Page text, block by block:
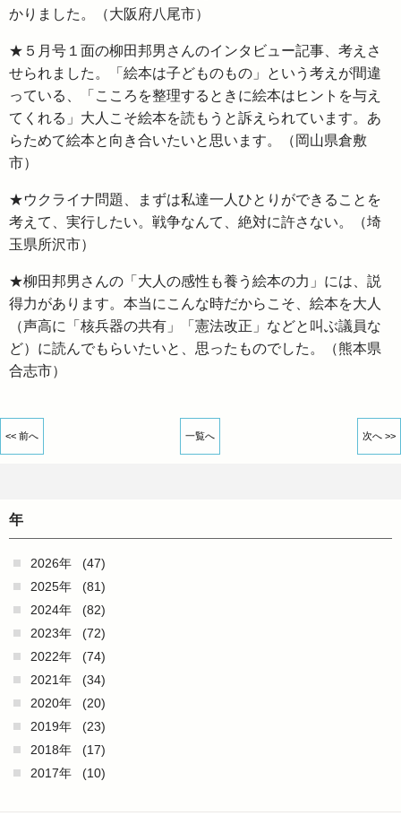
かりました。（大阪府八尾市）
★５月号１面の柳田邦男さんのインタビュー記事、考えさ
せられました。「絵本は子どものもの」という考えが間違
っている、「こころを整理するときに絵本はヒントを与え
てくれる」大人こそ絵本を読もうと訴えられています。あ
らためて絵本と向き合いたいと思います。（岡山県倉敷
市）
★ウクライナ問題、まずは私達一人ひとりができることを
考えて、実行したい。戦争なんて、絶対に許さない。（埼
玉県所沢市）
★柳田邦男さんの「大人の感性も養う絵本の力」には、説
得力があります。本当にこんな時だからこそ、絵本を大人
（声高に「核兵器の共有」「憲法改正」などと叫ぶ議員な
ど）に読んでもらいたいと、思ったものでした。（熊本県
合志市）
<< 前へ 一覧へ 次へ >>
年
2026年
(47)
2025年
(81)
2024年
(82)
2023年
(72)
2022年
(74)
2021年
(34)
2020年
(20)
2019年
(23)
2018年
(17)
2017年
(10)